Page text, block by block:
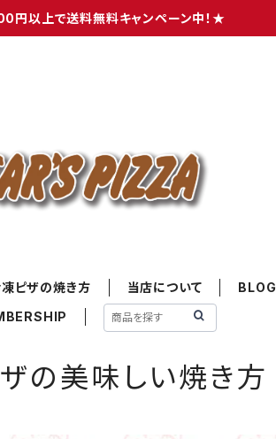
円以上で送料無料キャンペーン中！★
ピザの焼き方 当店について BLOG
の美味しい焼き方